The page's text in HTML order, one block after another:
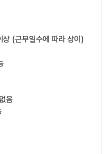
(근무일수에 따라 상이)
음